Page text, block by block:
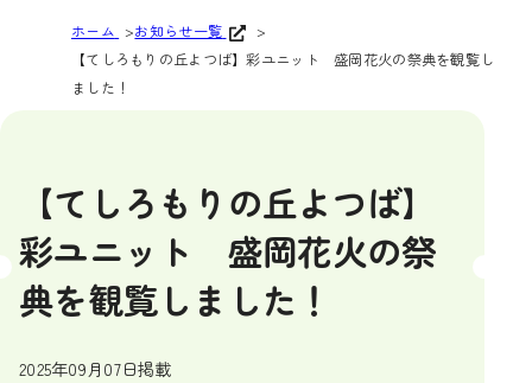
ホーム
お知らせ一覧
【てしろもりの丘よつば】彩ユニット 盛岡花火の祭典を観覧し
ました！
【てしろもりの丘よつば】
彩ユニット 盛岡花火の祭
典を観覧しました！
2025年09月07日掲載